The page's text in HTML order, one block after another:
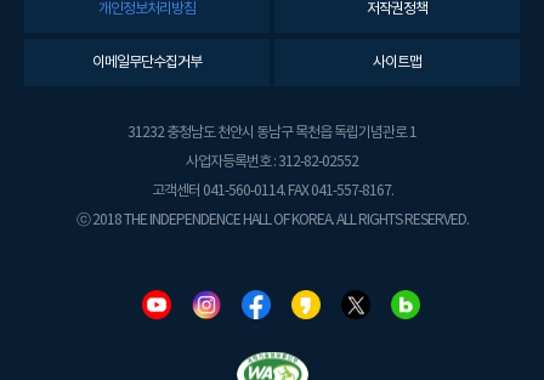
개인정보처리방침 저작권정책
이메일무단수집거부 사이트맵
31232 충청남도 천안시 동남구 목천읍 독립기념관로 1
사업자등록번호 : 312-82-02552
고객센터 041-560-0114. FAX 041-557-8167.
ⓒ 2018 THE INDEPENDENCE HALL OF KOREA. ALL RIGHTS RESERVED.